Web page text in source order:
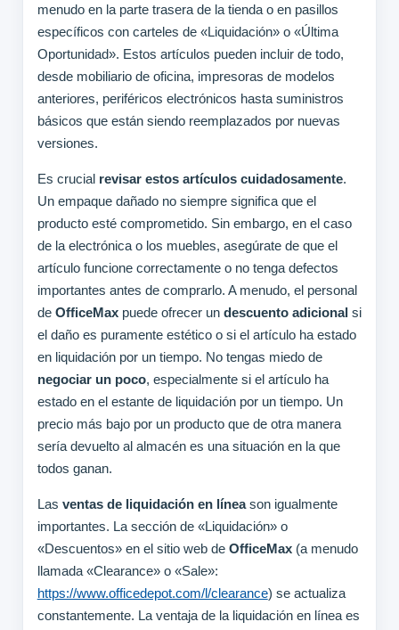
menudo en la parte trasera de la tienda o en pasillos
específicos con carteles de «Liquidación» o «Última
Oportunidad». Estos artículos pueden incluir de todo,
desde mobiliario de oficina, impresoras de modelos
anteriores, periféricos electrónicos hasta suministros
básicos que están siendo reemplazados por nuevas
versiones.
Es crucial revisar estos artículos cuidadosamente.
Un empaque dañado no siempre significa que el
producto esté comprometido. Sin embargo, en el caso
de la electrónica o los muebles, asegúrate de que el
artículo funcione correctamente o no tenga defectos
importantes antes de comprarlo. A menudo, el personal
de OfficeMaxpuede ofrecer un descuento adicionalsi
el daño es puramente estético o si el artículo ha estado
en liquidación por un tiempo. No tengas miedo de
negociar un poco, especialmente si el artículo ha
estado en el estante de liquidación por un tiempo. Un
precio más bajo por un producto que de otra manera
sería devuelto al almacén es una situación en la que
todos ganan.
Las ventas de liquidación en líneason igualmente
importantes. La sección de «Liquidación» o
«Descuentos» en el sitio web de OfficeMax(a menudo
llamada «Clearance» o «Sale»:
https://www.officedepot.com/l/clearance) se actualiza
constantemente. La ventaja de la liquidación en línea es